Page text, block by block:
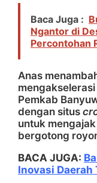
Baca Juga :
Ngantor di
Percontohan
Anas
Pemkab
dengan situs
untuk
bergotong
BACA JUGA:
Inovasi Daerah